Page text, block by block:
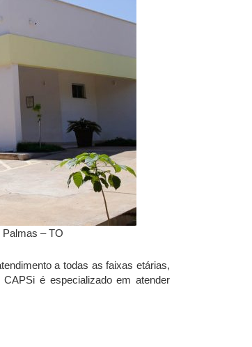
Palmas – TO
a todas as faixas etárias,
CAPSi é especializado em atender